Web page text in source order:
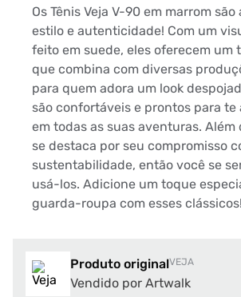
Os Tênis Veja V-90 em marrom
estilo e autenticidade! Com um
feito em suede, eles oferecem um
que combina com diversas
para quem adora um look
são confortáveis e prontos para te
em todas as suas aventuras. Além
se destaca por seu compromisso
sustentabilidade, então você se
usá-los. Adicione um toque
guarda-roupa com esses clássicos!
Produto originalVEJA
Vendido por Artwalk